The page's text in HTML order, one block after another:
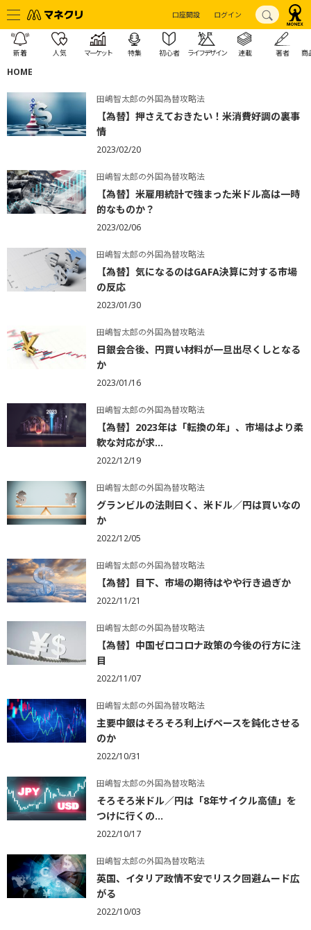
口座開設 ログイン
新着 人気 マーケット 特集 初心者 ライフデザイン 連載 著者 商
HOME
田嶋智太郎の外国為替攻略法
【為替】押さえておきたい！米消費好調の裏事
情
2023/02/20
田嶋智太郎の外国為替攻略法
【為替】米雇用統計で強まった米ドル高は一時
的なものか？
2023/02/06
田嶋智太郎の外国為替攻略法
【為替】気になるのはGAFA決算に対する市場
の反応
2023/01/30
田嶋智太郎の外国為替攻略法
日銀会合後、円買い材料が一旦出尽くしとなる
か
2023/01/16
田嶋智太郎の外国為替攻略法
【為替】2023年は「転換の年」、市場はより柔
軟な対応が求...
2022/12/19
田嶋智太郎の外国為替攻略法
グランビルの法則曰く、米ドル／円は買いなの
か
2022/12/05
田嶋智太郎の外国為替攻略法
【為替】目下、市場の期待はやや行き過ぎか
2022/11/21
田嶋智太郎の外国為替攻略法
【為替】中国ゼロコロナ政策の今後の行方に注
目
2022/11/07
田嶋智太郎の外国為替攻略法
主要中銀はそろそろ利上げペースを鈍化させる
のか
2022/10/31
田嶋智太郎の外国為替攻略法
そろそろ米ドル／円は「8年サイクル高値」を
つけに行くの...
2022/10/17
田嶋智太郎の外国為替攻略法
英国、イタリア政情不安でリスク回避ムード広
がる
2022/10/03